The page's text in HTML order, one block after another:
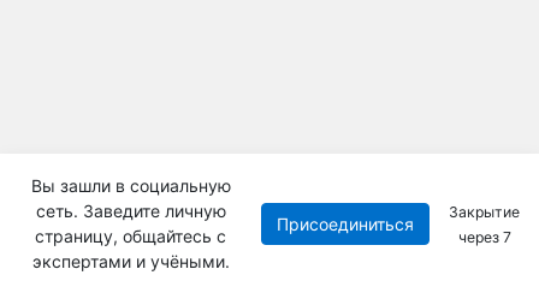
Вы зашли в социальную
сеть. Заведите личную
страницу, общайтесь с
экспертами и учёными.
Присоединиться
Закрытие
через 7